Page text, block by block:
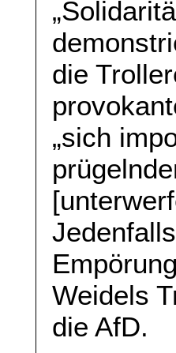
die
„sich
Weidels
die AfD.